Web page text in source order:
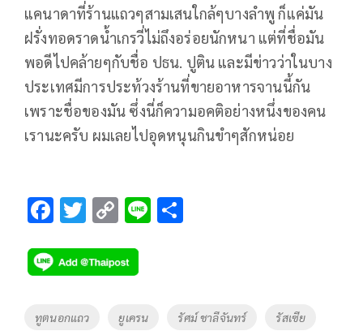
แคนาดาที่ร้านแถวๆสามเสนใกล้ๆบางลำพู ก็แค่มัน
ฝรั่งทอดราดน้ำเกรวี่ไม่ถึงอร่อยนักหนา แต่ที่ชื่อมัน
พอดีไปคล้ายๆกับชื่อ ปธน. ปูติน และมีข่าวว่าในบาง
ประเทศมีการประท้วงร้านที่ขายอาหารจานนี้กัน
เพราะชื่อของมัน ซึ่งนี่ก็ความอคติอย่างหนึ่งของคน
เรานะครับ ผมเลยไปอุดหนุนกินขำๆสักหน่อย
F
e
b
o
T
tt
er
C
p
y
Li
Li
Tags
ทูตนอกแถว ยูเครน รัศม์ ชาลีจันทร์ รัสเซีย